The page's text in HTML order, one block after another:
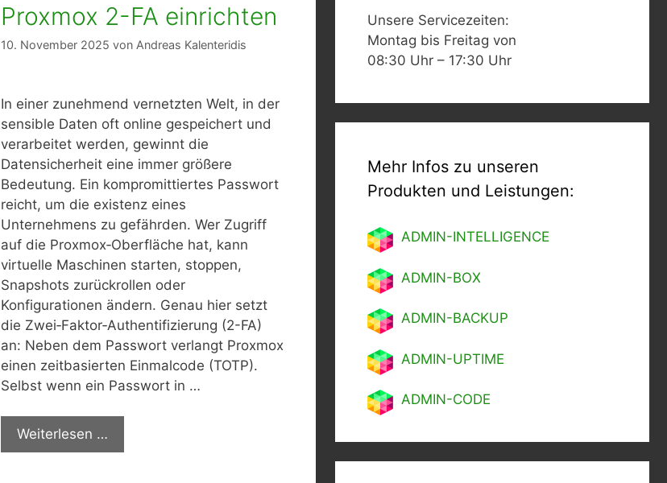
Proxmox 2-FA einrichten
10. November 2025 von Andreas Kalenteridis
In einer zunehmend vernetzten Welt, in der
sensible Daten oft online gespeichert und
verarbeitet werden, gewinnt die
Datensicherheit eine immer größere
Bedeutung. Ein kompromittiertes Passwort
reicht, um die existenz eines
Unternehmens zu gefährden. Wer Zugriff
auf die Proxmox‑Oberfläche hat, kann
virtuelle Maschinen starten, stoppen,
Snapshots zurückrollen oder
Konfigurationen ändern. Genau hier setzt
die Zwei‑Faktor‑Authentifizierung (2-FA)
an: Neben dem Passwort verlangt Proxmox
einen zeitbasierten Einmalcode (TOTP).
Selbst wenn ein Passwort in …
Weiterlesen …
Unsere Servicezeiten:
Montag bis Freitag von
08:30 Uhr – 17:30 Uhr
Mehr Infos zu unseren
Produkten und Leistungen:
ADMIN-INTELLIGENCE
ADMIN-BOX
ADMIN-BACKUP
ADMIN-UPTIME
ADMIN-CODE